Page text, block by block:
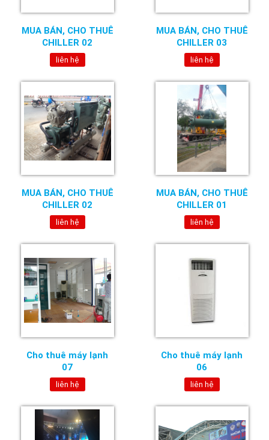
MUA BÁN, CHO THUÊ
CHILLER 02
liên hệ
MUA BÁN, CHO THUÊ
CHILLER 03
liên hệ
MUA BÁN, CHO THUÊ
CHILLER 02
liên hệ
MUA BÁN, CHO THUÊ
CHILLER 01
liên hệ
Cho thuê máy lạnh
07
liên hệ
Cho thuê máy lạnh
06
liên hệ